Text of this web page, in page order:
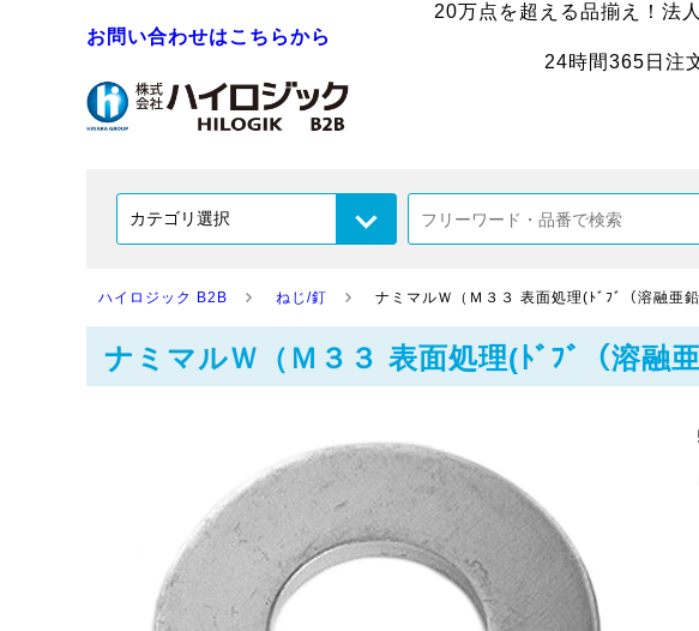
20万点を超える品揃え！法
お問い合わせはこちらから
24時間365日注
ハイロジック B2B ねじ/釘 ナミマルＷ（Ｍ３３ 表面処理(ﾄﾞﾌﾞ（溶融
ナミマルＷ（Ｍ３３ 表面処理(ﾄﾞﾌﾞ（溶融